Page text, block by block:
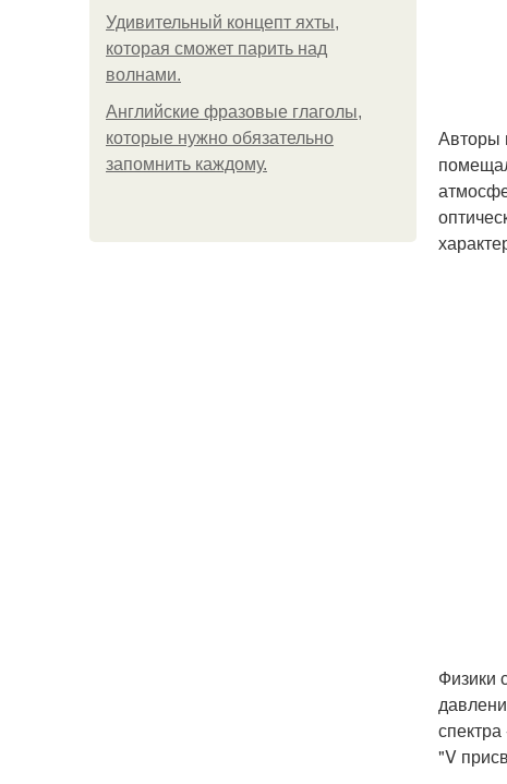
Удивительный концепт яхты,
которая сможет парить над
волнами.
Английские фразовые глаголы,
которые нужно обязательно
запомнить каждому.
Авторы
Физики
"V